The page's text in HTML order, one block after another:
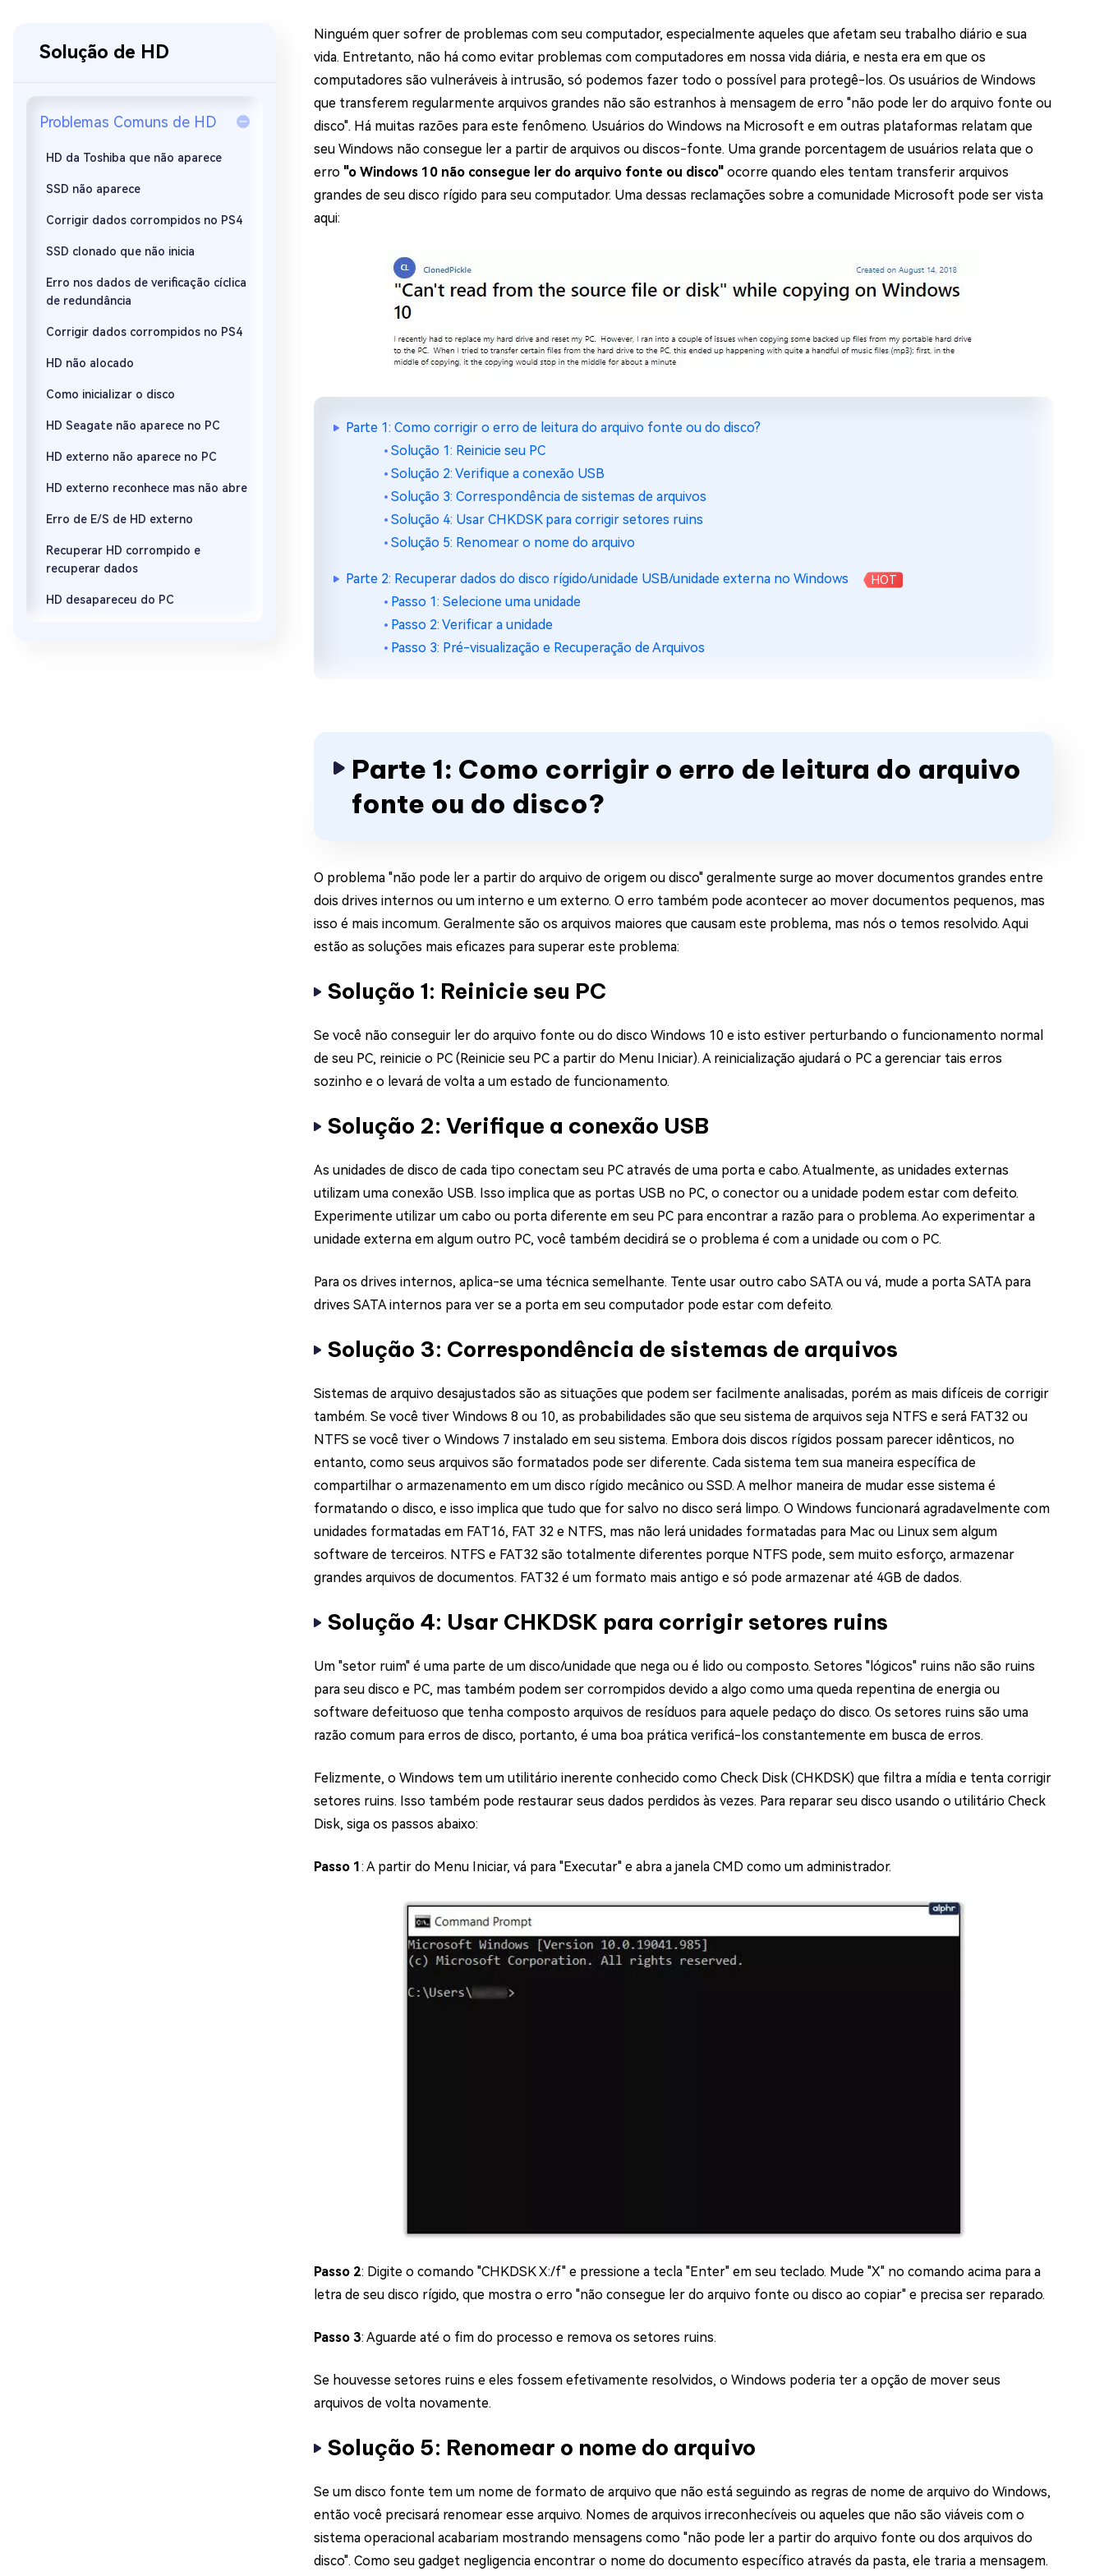
Mais Ferramentas
Windows Boot Genius
Corrigir Problemas de Windows em Minutos
Mac Boot Genius
Grátis
Windows 11 Upgrade Checker
Solução de HD
Problemas Comuns de HD
HD da Toshiba que não aparece
SSD não aparece
Corrigir dados corrompidos no PS4
SSD clonado que não inicia
Erro nos dados de verificação cíclica
de redundância
Corrigir dados corrompidos no PS4
HD não alocado
Como inicializar o disco
HD Seagate não aparece no PC
HD externo não aparece no PC
HD externo reconhece mas não abre
Erro de E/S de HD externo
Recuperar HD corrompido e
recuperar dados
HD desapareceu do PC
Ninguém quer sofrer de problemas com seu computador, especialmente aqueles que afetam seu trabalho diário e sua
vida. Entretanto, não há como evitar problemas com computadores em nossa vida diária, e nesta era em que os
computadores são vulneráveis à intrusão, só podemos fazer todo o possível para protegê-los. Os usuários de Windows
que transferem regularmente arquivos grandes não são estranhos à mensagem de erro "não pode ler do arquivo fonte ou
disco". Há muitas razões para este fenômeno. Usuários do Windows na Microsoft e em outras plataformas relatam que
seu Windows não consegue ler a partir de arquivos ou discos-fonte. Uma grande porcentagem de usuários relata que o
erro "o Windows 10 não consegue ler do arquivo fonte ou disco" ocorre quando eles tentam transferir arquivos
grandes de seu disco rígido para seu computador. Uma dessas reclamações sobre a comunidade Microsoft pode ser vista
aqui:
Parte 1: Como corrigir o erro de leitura do arquivo fonte ou do disco?
Solução 1: Reinicie seu PC
Solução 2: Verifique a conexão USB
Solução 3: Correspondência de sistemas de arquivos
Solução 4: Usar CHKDSK para corrigir setores ruins
Solução 5: Renomear o nome do arquivo
Parte 2: Recuperar dados do disco rígido/unidade USB/unidade externa no Windows HOT
Passo 1: Selecione uma unidade
Passo 2: Verificar a unidade
Passo 3: Pré-visualização e Recuperação de Arquivos
Parte 1: Como corrigir o erro de leitura do arquivo
fonte ou do disco?
O problema "não pode ler a partir do arquivo de origem ou disco" geralmente surge ao mover documentos grandes entre
dois drives internos ou um interno e um externo. O erro também pode acontecer ao mover documentos pequenos, mas
isso é mais incomum. Geralmente são os arquivos maiores que causam este problema, mas nós o temos resolvido. Aqui
estão as soluções mais eficazes para superar este problema:
Solução 1: Reinicie seu PC
Se você não conseguir ler do arquivo fonte ou do disco Windows 10 e isto estiver perturbando o funcionamento normal
de seu PC, reinicie o PC (Reinicie seu PC a partir do Menu Iniciar). A reinicialização ajudará o PC a gerenciar tais erros
sozinho e o levará de volta a um estado de funcionamento.
Solução 2: Verifique a conexão USB
As unidades de disco de cada tipo conectam seu PC através de uma porta e cabo. Atualmente, as unidades externas
utilizam uma conexão USB. Isso implica que as portas USB no PC, o conector ou a unidade podem estar com defeito.
Experimente utilizar um cabo ou porta diferente em seu PC para encontrar a razão para o problema. Ao experimentar a
unidade externa em algum outro PC, você também decidirá se o problema é com a unidade ou com o PC.
Para os drives internos, aplica-se uma técnica semelhante. Tente usar outro cabo SATA ou vá, mude a porta SATA para
drives SATA internos para ver se a porta em seu computador pode estar com defeito.
Solução 3: Correspondência de sistemas de arquivos
Sistemas de arquivo desajustados são as situações que podem ser facilmente analisadas, porém as mais difíceis de corrigir
também. Se você tiver Windows 8 ou 10, as probabilidades são que seu sistema de arquivos seja NTFS e será FAT32 ou
NTFS se você tiver o Windows 7 instalado em seu sistema. Embora dois discos rígidos possam parecer idênticos, no
entanto, como seus arquivos são formatados pode ser diferente. Cada sistema tem sua maneira específica de
compartilhar o armazenamento em um disco rígido mecânico ou SSD. A melhor maneira de mudar esse sistema é
formatando o disco, e isso implica que tudo que for salvo no disco será limpo. O Windows funcionará agradavelmente com
unidades formatadas em FAT16, FAT 32 e NTFS, mas não lerá unidades formatadas para Mac ou Linux sem algum
software de terceiros. NTFS e FAT32 são totalmente diferentes porque NTFS pode, sem muito esforço, armazenar
grandes arquivos de documentos. FAT32 é um formato mais antigo e só pode armazenar até 4GB de dados.
Solução 4: Usar CHKDSK para corrigir setores ruins
Um "setor ruim" é uma parte de um disco/unidade que nega ou é lido ou composto. Setores "lógicos" ruins não são ruins
para seu disco e PC, mas também podem ser corrompidos devido a algo como uma queda repentina de energia ou
software defeituoso que tenha composto arquivos de resíduos para aquele pedaço do disco. Os setores ruins são uma
razão comum para erros de disco, portanto, é uma boa prática verificá-los constantemente em busca de erros.
Felizmente, o Windows tem um utilitário inerente conhecido como Check Disk (CHKDSK) que filtra a mídia e tenta corrigir
setores ruins. Isso também pode restaurar seus dados perdidos às vezes. Para reparar seu disco usando o utilitário Check
Disk, siga os passos abaixo:
Passo 1: A partir do Menu Iniciar, vá para "Executar" e abra a janela CMD como um administrador.
Passo 2: Digite o comando "CHKDSK X:/f" e pressione a tecla "Enter" em seu teclado. Mude "X" no comando acima para a
letra de seu disco rígido, que mostra o erro "não consegue ler do arquivo fonte ou disco ao copiar" e precisa ser reparado.
Passo 3: Aguarde até o fim do processo e remova os setores ruins.
Se houvesse setores ruins e eles fossem efetivamente resolvidos, o Windows poderia ter a opção de mover seus
arquivos de volta novamente.
Solução 5: Renomear o nome do arquivo
Se um disco fonte tem um nome de formato de arquivo que não está seguindo as regras de nome de arquivo do Windows,
então você precisará renomear esse arquivo. Nomes de arquivos irreconhecíveis ou aqueles que não são viáveis com o
sistema operacional acabariam mostrando mensagens como "não pode ler a partir do arquivo fonte ou dos arquivos do
disco". Como seu gadget negligencia encontrar o nome do documento específico através da pasta, ele traria a mensagem.